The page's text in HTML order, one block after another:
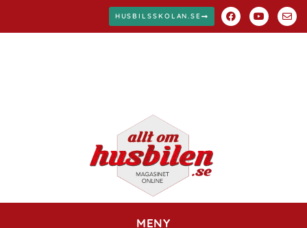
HUSBILSSKOLAN.SE
MENY